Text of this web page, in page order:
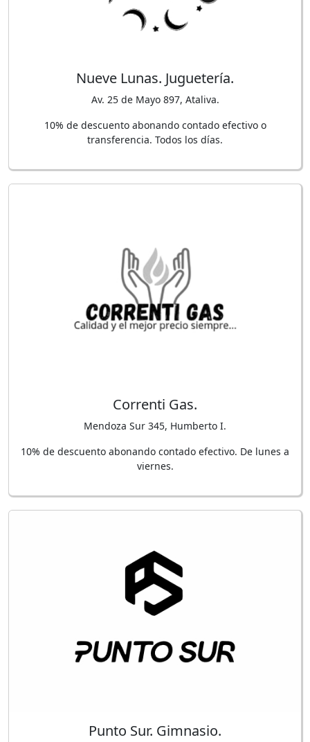
Nueve Lunas. Juguetería.
Av. 25 de Mayo 897, Ataliva.
10% de descuento abonando contado efectivo o
transferencia. Todos los días.
Correnti Gas.
Mendoza Sur 345, Humberto I.
10% de descuento abonando contado efectivo. De lunes a
viernes.
Punto Sur. Gimnasio.